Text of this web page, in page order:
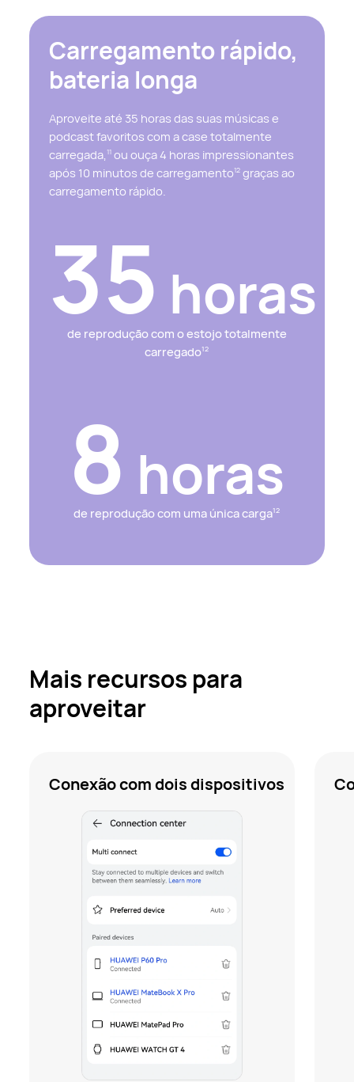
Carregamento rápido,
bateria longa
Aproveite até 35 horas das suas músicas e
podcast favoritos com a case totalmente
carregada, 11 ou ouça 4 horas impressionantes
após 10 minutos de carregamento12 graças ao
carregamento rápido.
35 horas
de reprodução com o estojo totalmente
carregado12
8 horas
de reprodução com uma única carga12
Mais recursos para
aproveitar
Conexão com dois dispositivos